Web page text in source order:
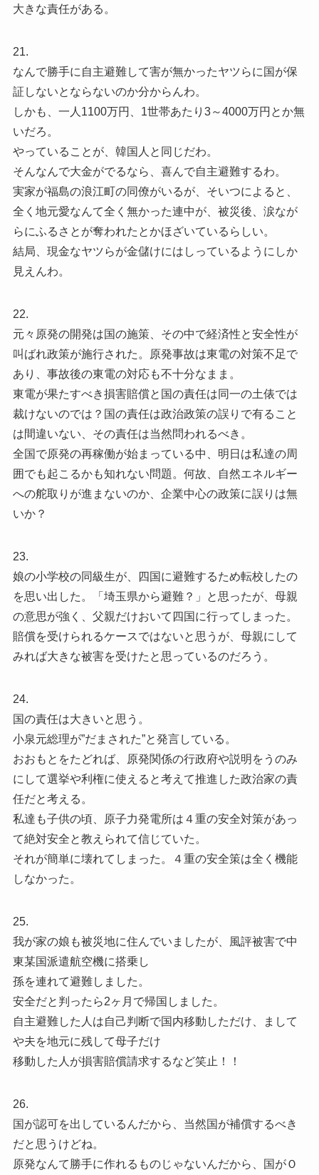
大きな責任がある。
21.
なんで勝手に自主避難して害が無かったヤツらに国が保
証しないとならないのか分からんわ。
しかも、一人1100万円、1世帯あたり3～4000万円とか無
いだろ。
やっていることが、韓国人と同じだわ。
そんなんで大金がでるなら、喜んで自主避難するわ。
実家が福島の浪江町の同僚がいるが、そいつによると、
全く地元愛なんて全く無かった連中が、被災後、涙なが
らにふるさとが奪われたとかほざいているらしい。
結局、現金なヤツらが金儲けにはしっているようにしか
見えんわ。
22.
元々原発の開発は国の施策、その中で経済性と安全性が
叫ばれ政策が施行された。原発事故は東電の対策不足で
あり、事故後の東電の対応も不十分なまま。
東電が果たすべき損害賠償と国の責任は同一の土俵では
裁けないのでは？国の責任は政治政策の誤りで有ること
は間違いない、その責任は当然問われるべき。
全国で原発の再稼働が始まっている中、明日は私達の周
囲でも起こるかも知れない問題。何故、自然エネルギー
への舵取りが進まないのか、企業中心の政策に誤りは無
いか？
23.
娘の小学校の同級生が、四国に避難するため転校したの
を思い出した。「埼玉県から避難？」と思ったが、母親
の意思が強く、父親だけおいて四国に行ってしまった。
賠償を受けられるケースではないと思うが、母親にして
みれば大きな被害を受けたと思っているのだろう。
24.
国の責任は大きいと思う。
小泉元総理が”だまされた”と発言している。
おおもとをたどれば、原発関係の行政府や説明をうのみ
にして選挙や利権に使えると考えて推進した政治家の責
任だと考える。
私達も子供の頃、原子力発電所は４重の安全対策があっ
て絶対安全と教えられて信じていた。
それが簡単に壊れてしまった。４重の安全策は全く機能
しなかった。
25.
我が家の娘も被災地に住んでいましたが、風評被害で中
東某国派遣航空機に搭乗し
孫を連れて避難しました。
安全だと判ったら2ヶ月で帰国しました。
自主避難した人は自己判断で国内移動しただけ、まして
や夫を地元に残して母子だけ
移動した人が損害賠償請求するなど笑止！！
26.
国が認可を出しているんだから、当然国が補償するべき
だと思うけどね。
原発なんて勝手に作れるものじゃないんだから、国がＯ